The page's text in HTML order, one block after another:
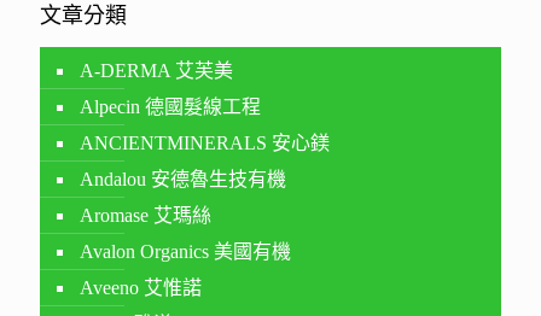
文章分類
A-DERMA 艾芙美
Alpecin 德國髮線工程
ANCIENTMINERALS 安心鎂
Andalou 安德魯生技有機
Aromase 艾瑪絲
Avalon Organics 美國有機
Aveeno 艾惟諾